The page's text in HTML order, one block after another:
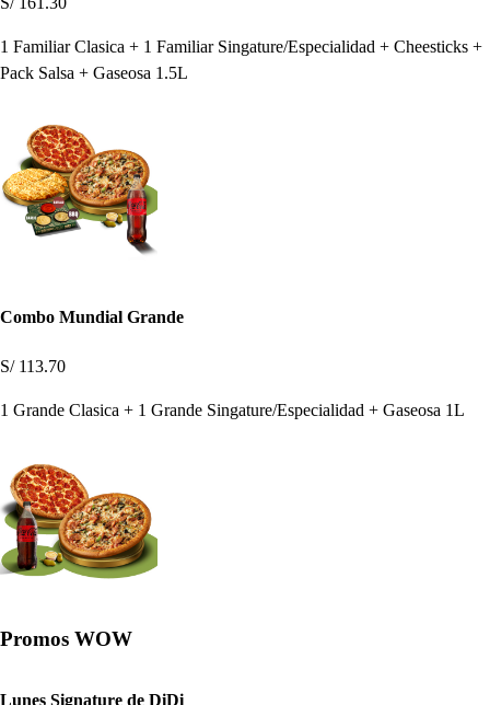
1 Familiar Clasica + 1 Familiar Singature/Especialidad + Cheesticks +
Pack Salsa + Gaseosa 1.5L
Combo Mundial Grande
S/ 113.70
1 Grande Clasica + 1 Grande Singature/Especialidad + Gaseosa 1L
Promos WOW
Lunes Signature de DiDi